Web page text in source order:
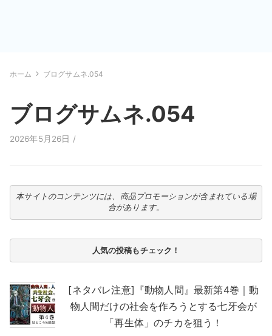
ホーム ブログサムネ.054
ブログサムネ.054
2026年5月26日 /
本サイトのコンテンツには、商品プロモーションが含まれている場
合があります。
人気の投稿もチェック！
[ネタバレ注意]『動物人間』最新第4巻｜動
物人間だけの社会を作ろうとする七牙会が
「再生体」のチカを狙う！